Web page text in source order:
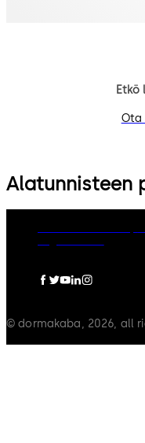
Etkö
Ota
Alatunnisteen
© dormakaba, 2026, all